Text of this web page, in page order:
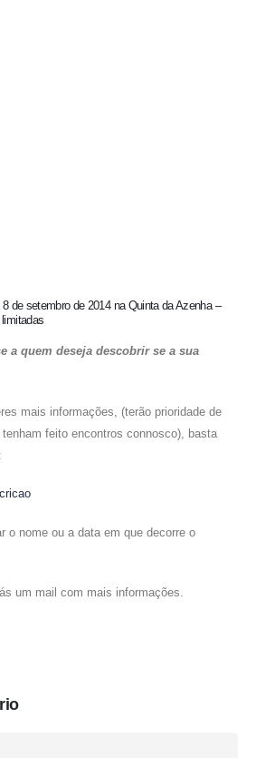
de setembro de 2014 na Quinta da Azenha –
a quem deseja descobrir se a sua
mais informações, (terão prioridade de
feito encontros connosco), basta
o nome ou a data em que decorre o
um mail com mais informações.